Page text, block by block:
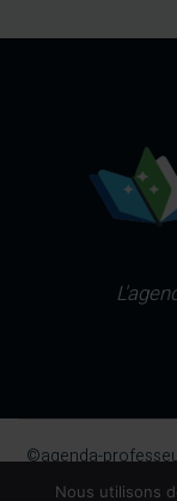
©agenda-
Nous utilisons